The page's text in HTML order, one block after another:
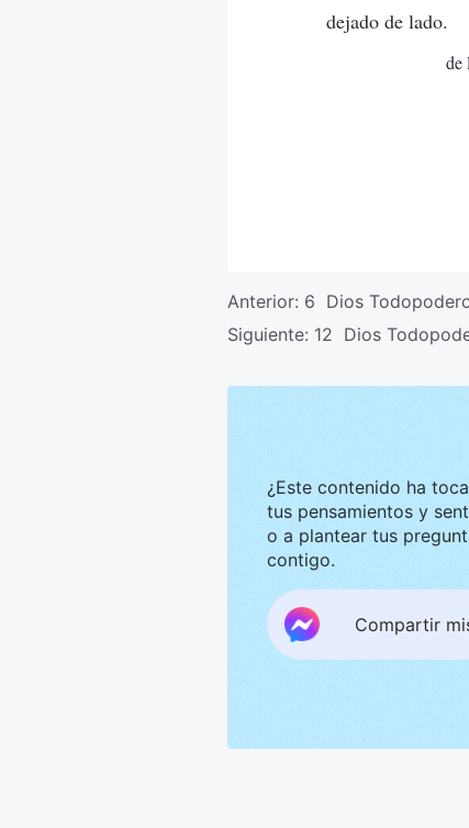
dejado de lado.
de
Anterior: 6 Dios
Siguiente: 12 Dios
¿Este contenido ha tocado tu corazón?
tus pensamientos y sentimientos. Te invitamos a
o a plantear tus preguntas. Estaremos encantados de
contigo.
Compartir